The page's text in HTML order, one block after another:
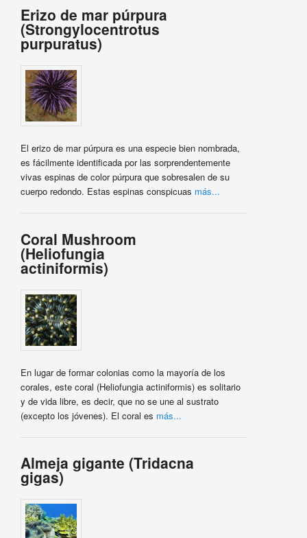
Erizo de mar púrpura
(Strongylocentrotus
purpuratus)
El erizo de mar púrpura es una especie bien nombrada,
es fácilmente identificada por las sorprendentemente
vivas espinas de color púrpura que sobresalen de su
cuerpo redondo. Estas espinas conspicuas más...
Coral Mushroom
(Heliofungia
actiniformis)
En lugar de formar colonias como la mayoría de los
corales, este coral (Heliofungia actiniformis) es solitario
y de vida libre, es decir, que no se une al sustrato
(excepto los jóvenes). El coral es más...
Almeja gigante (Tridacna
gigas)